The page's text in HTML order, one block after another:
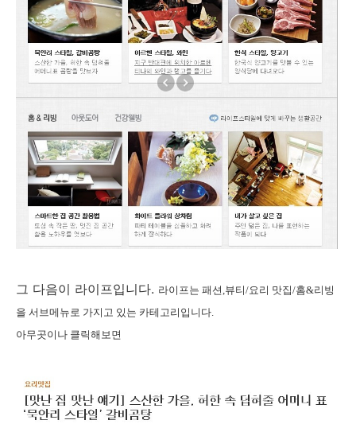
그 다음이 라이프입니다. 라이프는 패션,뷰티/요리 맛집/홈&리빙
을 서브메뉴로 가지고 있는 카테고리입니다.
아무곳이나 클릭해보면